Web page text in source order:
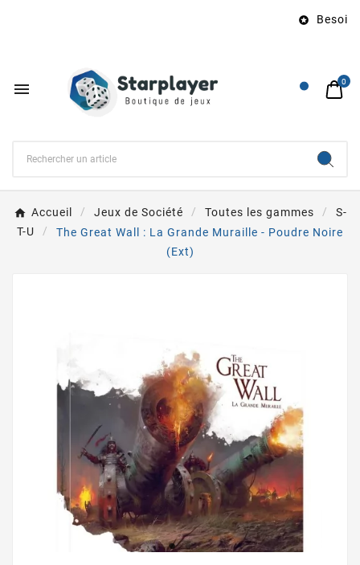
 Besoin
 0
Accueil Jeux de Société Toutes les gammes
S-
T-U
The Great Wall : La Grande Muraille - Poudre Noire
(Ext)